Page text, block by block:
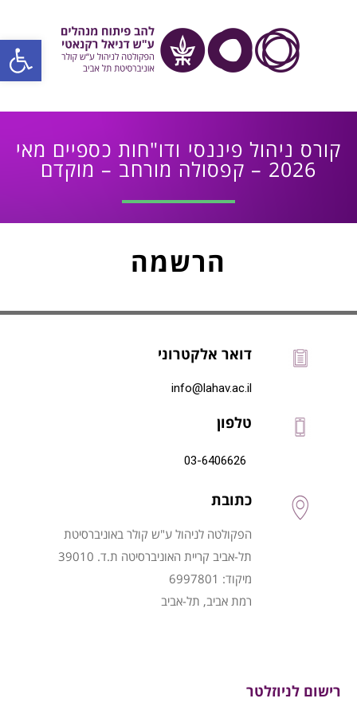
פתח
קורס ניהול פיננסי ודו"חות כספיים מאי
2026 – קפסולה מורחב – מוקדם
הרשמה
דואר אלקטרוני
info@lahav.ac.il
טלפון
03-6406626
כתובת
הפקולטה לניהול ע"ש קולר באוניברסיטת
תל-אביב קריית האוניברסיטה ת.ד. 39010
מיקוד: 6997801
רמת אביב, תל-אביב
רישום לניוזלטר